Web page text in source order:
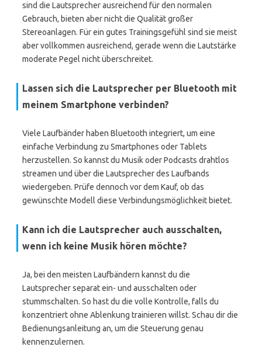
sind die Lautsprecher ausreichend für den normalen
Gebrauch, bieten aber nicht die Qualität großer
Stereoanlagen. Für ein gutes Trainingsgefühl sind sie meist
aber vollkommen ausreichend, gerade wenn die Lautstärke
moderate Pegel nicht überschreitet.
Lassen sich die Lautsprecher per Bluetooth mit
meinem Smartphone verbinden?
Viele Laufbänder haben Bluetooth integriert, um eine
einfache Verbindung zu Smartphones oder Tablets
herzustellen. So kannst du Musik oder Podcasts drahtlos
streamen und über die Lautsprecher des Laufbands
wiedergeben. Prüfe dennoch vor dem Kauf, ob das
gewünschte Modell diese Verbindungsmöglichkeit bietet.
Kann ich die Lautsprecher auch ausschalten,
wenn ich keine Musik hören möchte?
Ja, bei den meisten Laufbändern kannst du die
Lautsprecher separat ein- und ausschalten oder
stummschalten. So hast du die volle Kontrolle, falls du
konzentriert ohne Ablenkung trainieren willst. Schau dir die
Bedienungsanleitung an, um die Steuerung genau
kennenzulernen.